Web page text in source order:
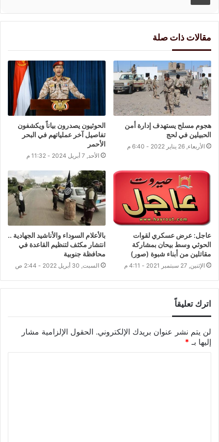
مقالات ذات صلة
هجوم مسلح يستهدف إدارة أمن
الحبيلين في لحج
الأربعاء, 26 يناير 2022 - 6:40 م
الحوثيون يصدرون بياناً ويكشفون
تفاصيل آخر عملياتهم في البحر
الأحمر
الأحد, 7 أبريل 2024 - 11:32 م
عاجل: عرض عسكري لقوات
الحوثي وسط بيحان بمشاركة
مقاتلين من أبناء شبوة (صور)
الإثنين, 27 سبتمبر 2021 - 4:11 م
بالأعلام السوداء والأناشيد الجهادية ..
انتشار مكثف لتنظيم القاعدة في
محافظة جنوبية
السبت, 30 أبريل 2022 - 2:44 ص
اترك تعليقاً
لن يتم نشر عنوان بريدك الإلكتروني. الحقول الإلزامية مشار
إليها بـ *